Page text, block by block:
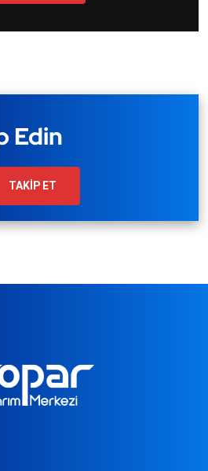
Edin
TAKİP ET